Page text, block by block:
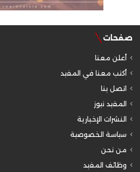
صفحات
أعلن معنا
أكتب معنا في المفيد
اتصل بنا
المفيد نيوز
النشرات الإخبارية
سياسة الخصوصية
من نحن
وظائف المفيد